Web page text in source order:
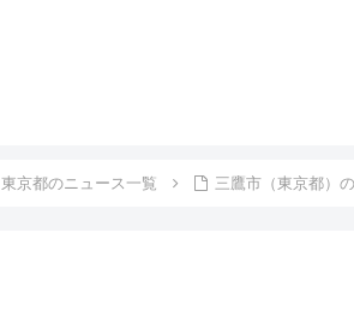
東京都のニュース一覧 三鷹市（東京都）